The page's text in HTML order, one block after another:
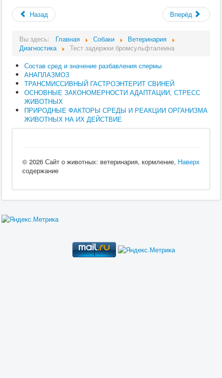
Назад Вперёд
Вы здесь: Главная Собаки
Ветеринария
Диагностика
Тест задержки бромсульфталеина
Состав сред и значение разбавления спермы
АНАПЛАЗМОЗ
ТРАНСМИССИВНЫЙ ГАСТРОЭНТЕРИТ СВИНЕЙ
ОСНОВНЫЕ ЗАКОНОМЕРНОСТИ АДАПТАЦИИ, СТРЕСС
ЖИВОТНЫХ
ПРИРОДНЫЕ ФАКТОРЫ СРЕДЫ И РЕАКЦИИ ОРГАНИЗМА
ЖИВОТНЫХ НА ИХ ДЕЙСТВИЕ
Наверх
© 2026 Сайт о животных: ветеринария, кормление,
содержание